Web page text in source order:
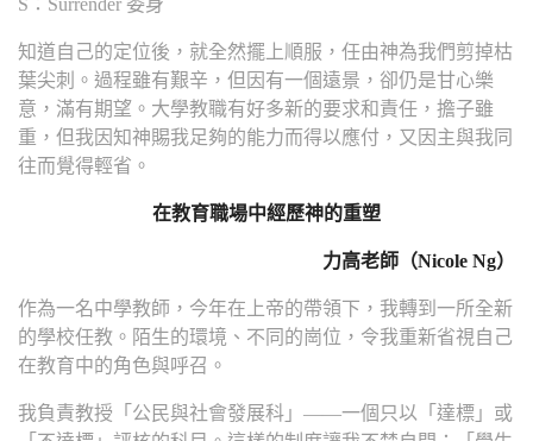
S：Surrender 委身
知道自己的定位後，就全然擺上順服，任由神為我們剪掉枯
葉尖刺。過程雖有艱辛，但因有一個遠景，卻仍是甘心樂
意，滿有期望。大學教職有好多新的要求和責任，擔子雖
重，但我因知神賜我足夠的能力而得以應付，又因主與我同
往而覺得輕省。
在教育職場中經歷神的重塑
力高老師（Nicole Ng）
作為一名中學教師，今年在上帝的帶領下，我轉到一所全新
的學校任教。陌生的環境、不同的崗位，令我重新省視自己
在教育中的角色與呼召。
我負責教授「公民與社會發展科」——一個只以「達標」或